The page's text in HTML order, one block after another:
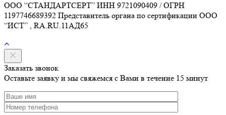
ООО “СТАНДАРТСЕРТ” ИНН 9721090409 / ОГРН
1197746689392 Представитель органа по сертификации ООО
“ИСТ” , RA.RU.11АД65
Заказать звонок
Оставьте заявку и мы свяжемся с Вами в течение 15 минут